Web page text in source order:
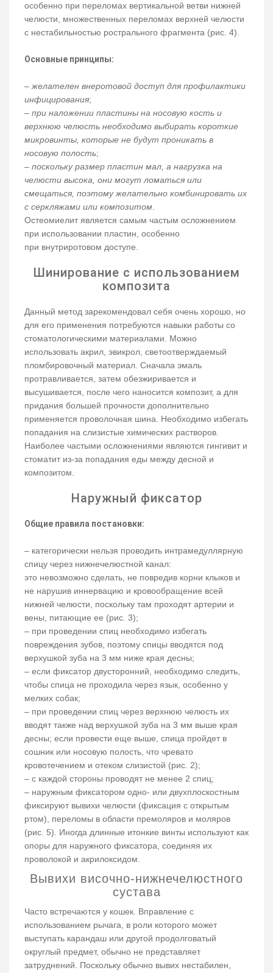
особенно при переломах вертикальной ветви нижней
челюсти, множественных переломах верхней челюсти
с нестабильностью рострального фрагмента (рис. 4).
Основные принципы:
– желателен внеротовой доступ для профилактики
инфицирования;
– при наложении пластины на носовую кость и
верхнюю челюсть необходимо выбирать короткие
микровинты, которые не будут проникать в
носовую полость;
– поскольку размер пластин мал, а нагрузка на
челюсти высока, они могут ломаться или
смещаться, поэтому желательно комбинировать их
с серкляжами или композитом
Остеомиелит является самым частым осложнением
при использовании пластин, особенно
при внутриротовом доступе.
Шинирование с использованием
композита
Данный метод зарекомендовал себя очень хорошо, но
для его применения потребуются навыки работы со
стоматологическими материалами. Можно
использовать акрил, эвикрол, светоотверждаемый
пломбировочный материал. Сначала эмаль
протравливается, затем обезжиривается и
высушивается, после чего наносится композит, а для
придания большей прочности дополнительно
применяется проволочная шина. Необходимо избегать
попадания на слизистые химических растворов.
Наиболее частыми осложнениями являются гингивит и
стоматит из-за попадания еды между десной и
композитом.
Наружный фиксатор
Общие правила постановки:
– категорически нельзя проводить интрамедуллярную
спицу через нижнечелюстной канал:
это невозможно сделать, не повредив корни клыков и
не нарушив иннервацию и кровообращение всей
нижней челюсти, поскольку там проходят артерии и
вены, питающие ее (рис. 3);
– при проведении спиц необходимо избегать
повреждения зубов, поэтому спицы вводятся под
верхушкой зуба на 3 мм ниже края десны;
– если фиксатор двусторонний, необходимо следить,
чтобы спица не проходила через язык, особенно у
мелких собак;
– при проведении спиц через верхнюю челюсть их
вводят также над верхушкой зуба на 3 мм выше края
десны; если провести еще выше, спица пройдет в
сошник или носовую полость, что чревато
кровотечением и отеком слизистой (рис. 2);
– с каждой стороны проводят не менее 2 спиц;
– наружным фиксатором одно- или двухплоскостным
фиксируют вывихи челюсти (фиксация с открытым
ртом), переломы в области премоляров и моляров
(рис. 5). Иногда длинные итонкие винты используют как
опоры для наружного фиксатора, соединяя их
проволокой и акрилоксидом.
Вывихи височно-нижнечелюстного
сустава
Часто встречаются у кошек. Вправление с
использованием рычага, в роли которого может
выступать карандаш или другой продолговатый
округлый предмет, обычно не представляет
затруднений. Поскольку обычно вывих нестабилен,